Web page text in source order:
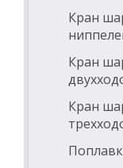
Кран
Кран
Кран